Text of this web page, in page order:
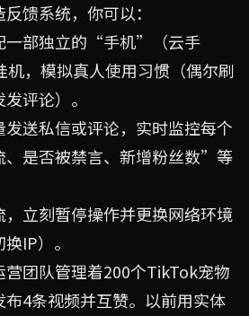
馈系统，你可以：
一部独立的“手机”（云手
机，模拟真人使用习惯（偶尔刷
评论）。
送私信或评论，实时监控每个
是否被禁言、新增粉丝数”等
立刻暂停操作并更换网络环境
IP）。
营团队管理着200个TikTok宠物
4条视频并互赞。以前用实体